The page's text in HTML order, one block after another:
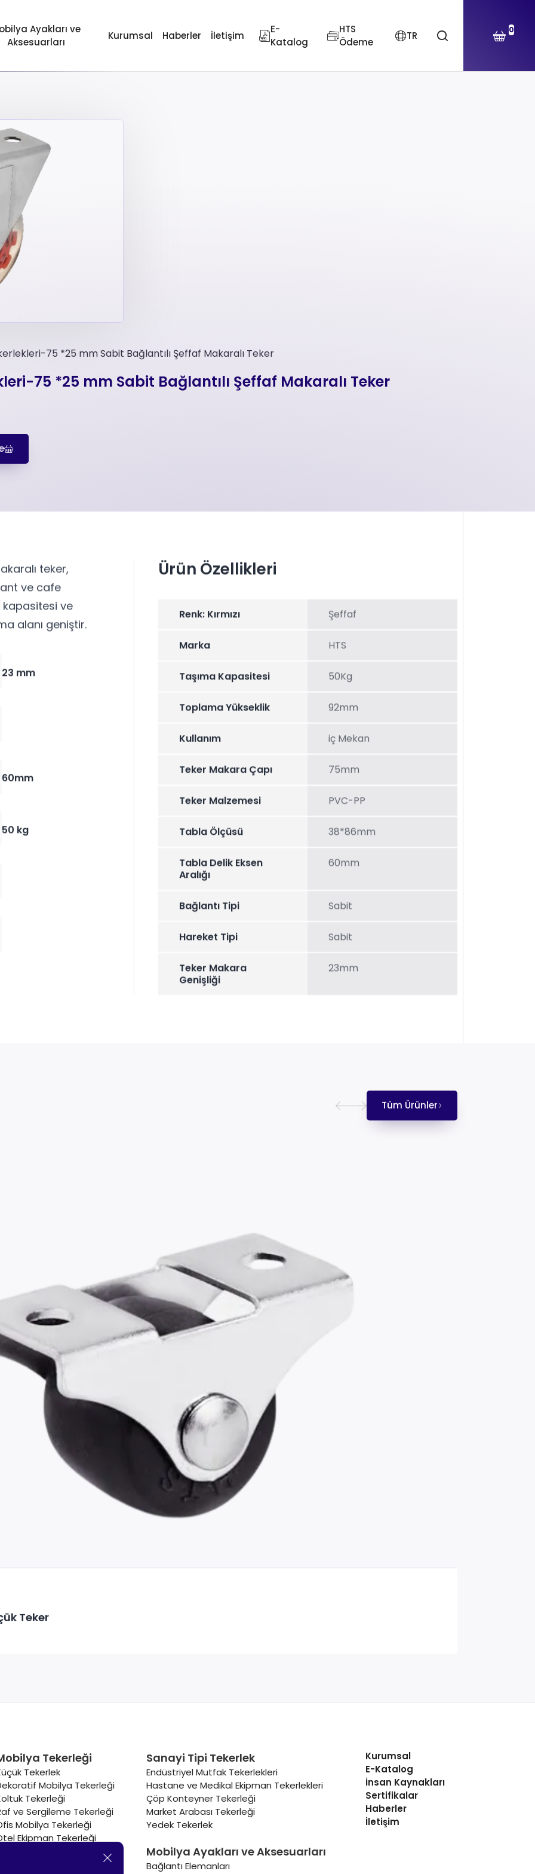
Ayakları ve
Aksesuarları
Kurumsal Haberler İletişim
E-
Katalog
HTS
Ödeme
TR 0
75 *25 mm Sabit Bağlantılı Şeffaf Makaralı Teker
75 *25 mm Sabit Bağlantılı Şeffaf Makaralı Teker
teker,
ve cafe
kapasitesi ve
alanı geniştir.
23 mm
60mm
50 kg
Ürün Özellikleri
Renk: Kırmızı Şeffaf
Marka HTS
Taşıma Kapasitesi 50Kg
Toplama Yükseklik 92mm
Kullanım iç Mekan
Teker Makara Çapı 75mm
Teker Malzemesi PVC-PP
Tabla Ölçüsü 38*86mm
Tabla Delik Eksen
Aralığı
60mm
Bağlantı Tipi Sabit
Hareket Tipi Sabit
Teker Makara
Genişliği
23mm
Tüm Ürünler
Teker
Tekerleği
Tekerlek
Mobilya Tekerleği
Tekerleği
ve Sergileme Tekerleği
Mobilya Tekerleği
Ekipman Tekerleği
Sanayi Tipi Tekerlek
Endüstriyel Mutfak Tekerlekleri
Hastane ve Medikal Ekipman Tekerlekleri
Çöp Konteyner Tekerleği
Market Arabası Tekerleği
Yedek Tekerlek
Mobilya Ayakları ve Aksesuarları
Bağlantı Elemanları
Kurumsal
E-Katalog
İnsan Kaynakları
Sertifikalar
Haberler
İletişim